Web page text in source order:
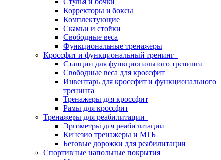
Стулья и бочки
Корректоры и боксы
Комплектующие
Скамьи и стойки
Свободные веса
Функциональные тренажеры
Кроссфит и функциональный тренинг
Станции для функционального тренинга
Свободные веса для кроссфит
Инвентарь для кроссфит и функционального
тренинга
Тренажеры для кроссфит
Рамы для кроссфит
Тренажеры для реабилитации
Эргометры для реабилитации
Кинезио тренажеры и МТБ
Беговые дорожки для реабилитации
Спортивные напольные покрытия